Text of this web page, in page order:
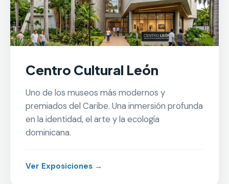
Centro Cultural León
Uno de los museos más modernos y
premiados del Caribe. Una inmersión profunda
en la identidad, el arte y la ecología
dominicana.
Ver Exposiciones →